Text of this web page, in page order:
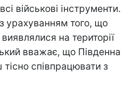
всі військові інструменти.
урахуванням того, що
на території
вважає, що Південна
співпрацювати з